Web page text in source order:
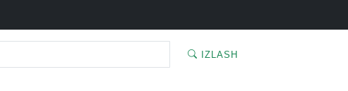
IZLASH